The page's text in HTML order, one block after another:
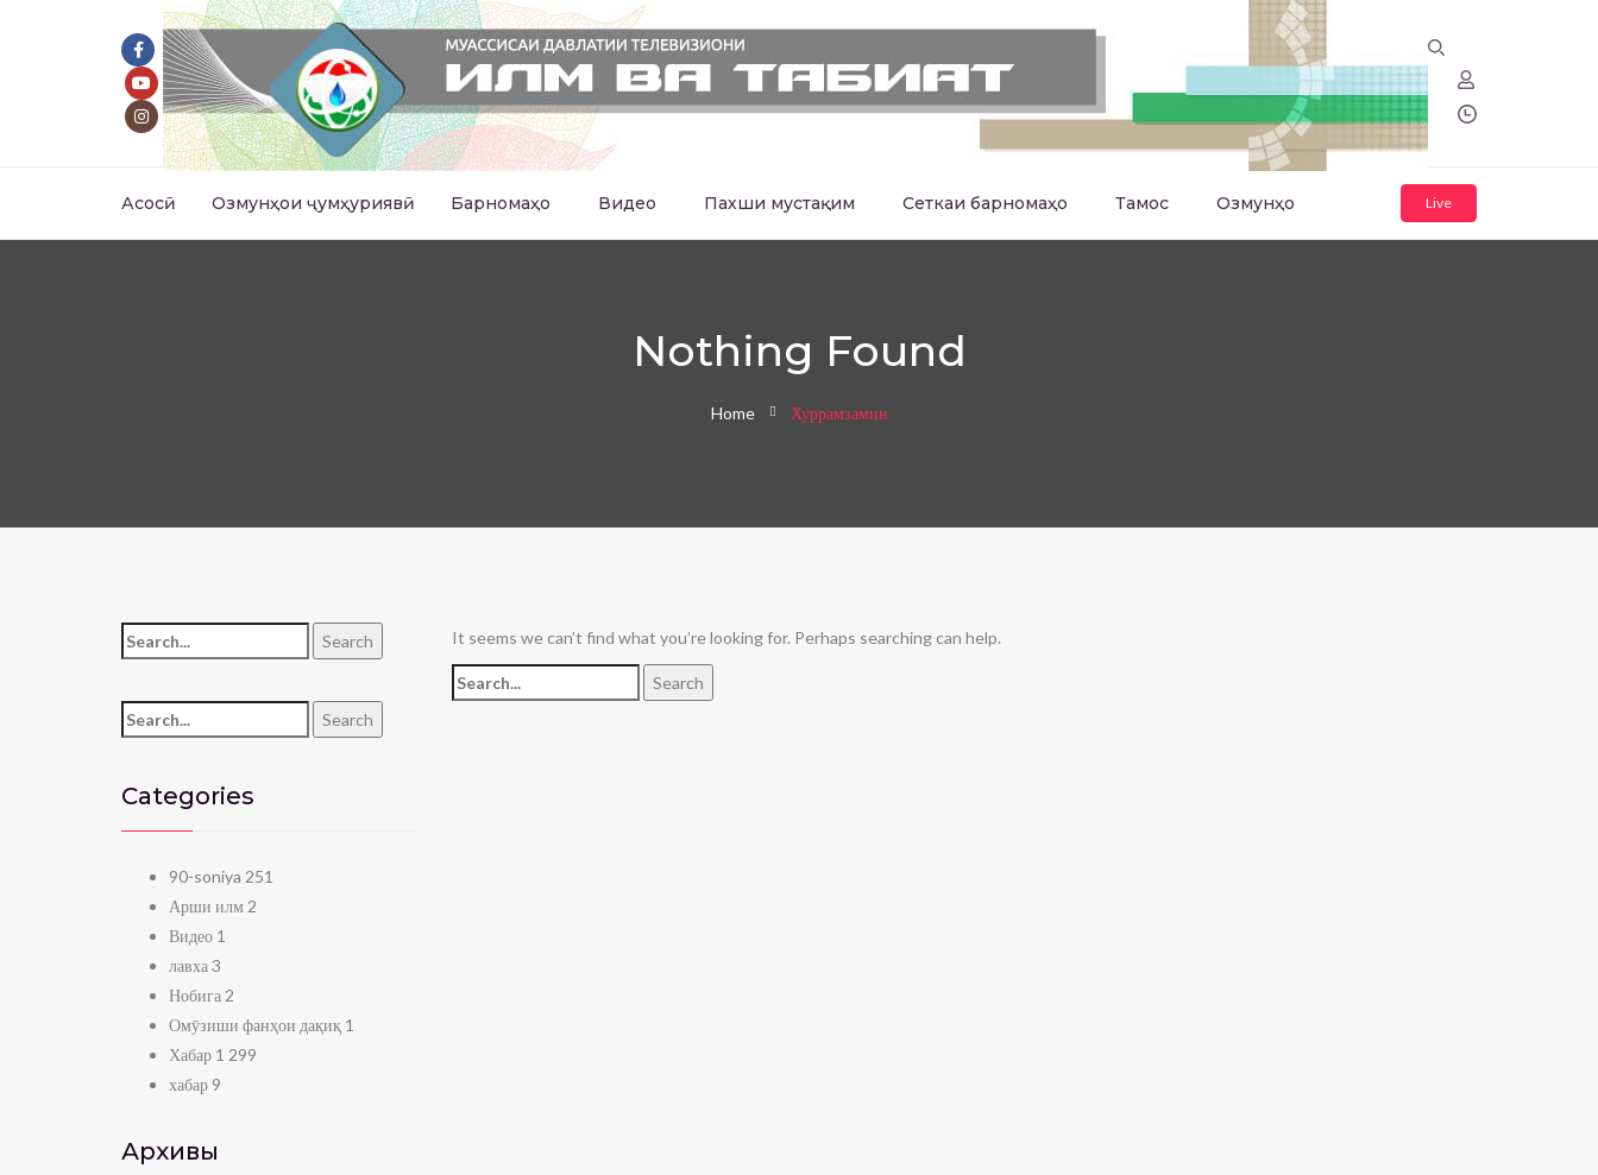
Асосӣ Озмунҳои ҷумҳуриявӣ Барномаҳо Видео Пахши мустақим Сеткаи барномаҳо Тамос Озмунҳо Live
Nothing Found
Home Хуррамзамин
It seems we can’t find what you’re looking for. Perhaps searching can help.
Search for:
Search
Search for: Search
Search for: Search
Categories
90-soniya 251
Арши илм 2
Видео 1
лавха3
Нобига 2
Омӯзиши фанҳои дақиқ 1
Хабар 1 299
хабар 9
Архивы